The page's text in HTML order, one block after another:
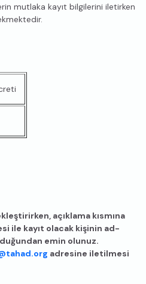
mutlaka kayıt bilgilerini iletirken
açıklama kısmına
ile kayıt olacak kişinin ad-
emin olunuz.
adresine iletilmesi